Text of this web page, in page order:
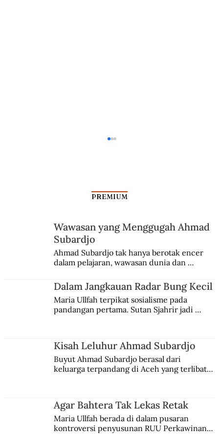
Dalam Jangkauan Radar Bung Kecil
PREMIUM
Wawasan yang Menggugah Ahmad
Subardjo
Ahmad Subardjo tak hanya berotak encer
dalam pelajaran, wawasan dunia dan
Jules Verne, Multatuli, hingga Sun Yat-sen.
Dalam Jangkauan Radar Bung Kecil
Maria Ullfah terpikat sosialisme pada
pandangan pertama. Sutan Sjahrir jadi
Kisah Leluhur Ahmad Subardjo
Buyut Ahmad Subardjo berasal dari
keluarga terpandang di Aceh yang terlibat
Agar Bahtera Tak Lekas Retak
Maria Ullfah berada di dalam pusaran
kontroversi penyusunan RUU Perkawinan.